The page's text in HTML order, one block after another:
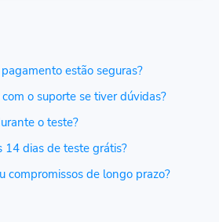
estão seguras?
o suporte se tiver dúvidas?
o teste?
14 dias de teste grátis?
compromissos de longo prazo?